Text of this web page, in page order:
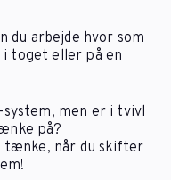
du arbejde hvor som
i toget eller på en
men er i tvivl
på?
tænke, når du skifter